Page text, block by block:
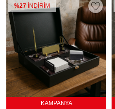
%27 İNDİRİM
KAMPANYA